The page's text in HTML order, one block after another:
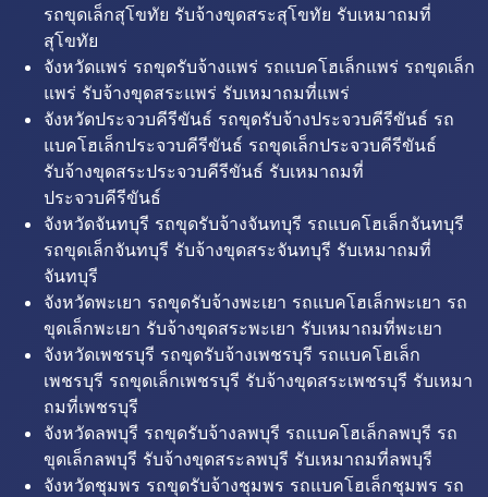
รถขุดเล็กสุโขทัย รับจ้างขุดสระสุโขทัย รับเหมาถมที่
สุโขทัย
จังหวัดแพร่ รถขุดรับจ้างแพร่ รถแบคโฮเล็กแพร่ รถขุดเล็ก
แพร่ รับจ้างขุดสระแพร่ รับเหมาถมที่แพร่
จังหวัดประจวบคีรีขันธ์ รถขุดรับจ้างประจวบคีรีขันธ์ รถ
แบคโฮเล็กประจวบคีรีขันธ์ รถขุดเล็กประจวบคีรีขันธ์
รับจ้างขุดสระประจวบคีรีขันธ์ รับเหมาถมที่
ประจวบคีรีขันธ์
จังหวัดจันทบุรี รถขุดรับจ้างจันทบุรี รถแบคโฮเล็กจันทบุรี
รถขุดเล็กจันทบุรี รับจ้างขุดสระจันทบุรี รับเหมาถมที่
จันทบุรี
จังหวัดพะเยา รถขุดรับจ้างพะเยา รถแบคโฮเล็กพะเยา รถ
ขุดเล็กพะเยา รับจ้างขุดสระพะเยา รับเหมาถมที่พะเยา
จังหวัดเพชรบุรี รถขุดรับจ้างเพชรบุรี รถแบคโฮเล็ก
เพชรบุรี รถขุดเล็กเพชรบุรี รับจ้างขุดสระเพชรบุรี รับเหมา
ถมที่เพชรบุรี
จังหวัดลพบุรี รถขุดรับจ้างลพบุรี รถแบคโฮเล็กลพบุรี รถ
ขุดเล็กลพบุรี รับจ้างขุดสระลพบุรี รับเหมาถมที่ลพบุรี
จังหวัดชุมพร รถขุดรับจ้างชุมพร รถแบคโฮเล็กชุมพร รถ